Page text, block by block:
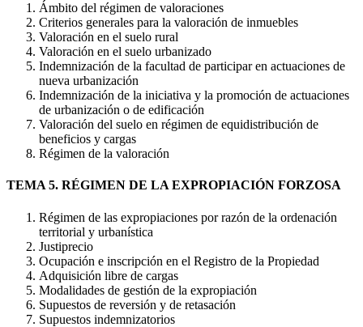
Ámbito del régimen de valoraciones
Criterios generales para la valoración de inmuebles
Valoración en el suelo rural
Valoración en el suelo urbanizado
Indemnización de la facultad de participar en actuaciones de
nueva urbanización
Indemnización de la iniciativa y la promoción de actuaciones
de urbanización o de edificación
Valoración del suelo en régimen de equidistribución de
beneficios y cargas
Régimen de la valoración
TEMA 5. RÉGIMEN DE LA EXPROPIACIÓN FORZOSA
Régimen de las expropiaciones por razón de la ordenación
territorial y urbanística
Justiprecio
Ocupación e inscripción en el Registro de la Propiedad
Adquisición libre de cargas
Modalidades de gestión de la expropiación
Supuestos de reversión y de retasación
Supuestos indemnizatorios